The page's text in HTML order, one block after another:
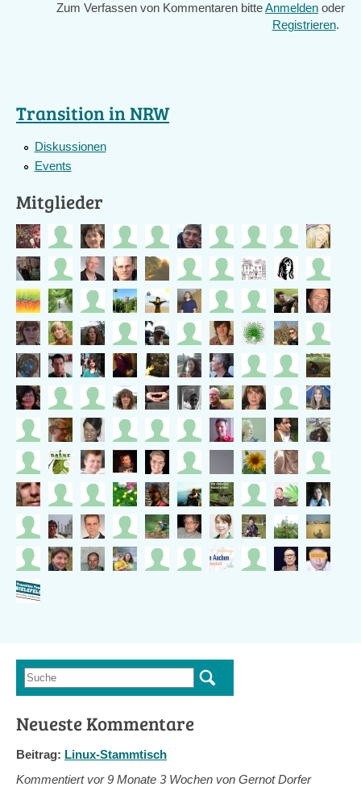
Zum Verfassen von Kommentaren bitteAnmelden oder
Registrieren.
Transition in NRW
Diskussionen
Events
Mitglieder
Suchformular
Suche
Neueste Kommentare
Beitrag: Linux-Stammtisch
Kommentiert vor9 Monate 3 Wochen von Gernot Dorfer